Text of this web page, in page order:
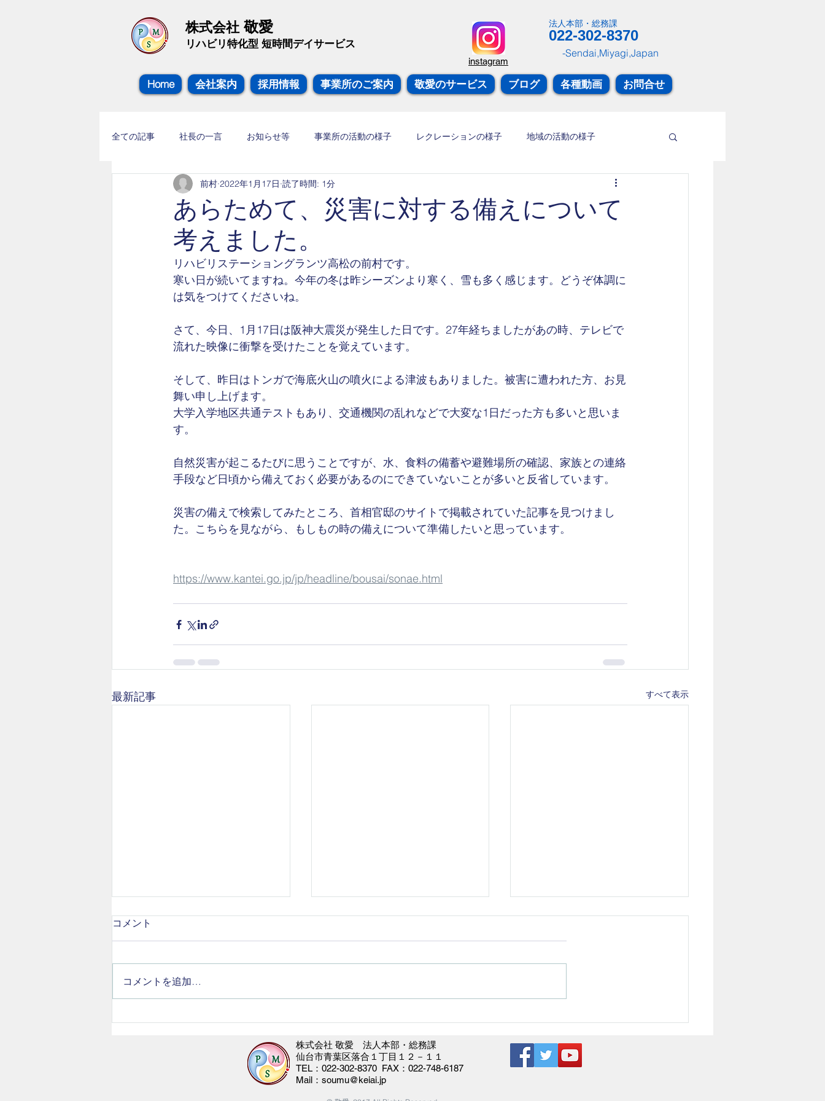
株式会社 敬愛
​リハビリ特化型 短時間デイサービス
instagram
022-302-8370
-Sendai,Miyagi,Japan
​法人本部・総務課
Home 会社案内 採用情報 事業所のご案内 敬愛のサービス ブログ 各種動画 お問合せ
全ての記事 社長の一言 お知らせ等 事業所の活動の様子 レクレーションの様子 地域の活動の様子
勉強会の様子 アンチエイジング
あらためて、災害に対する備えについて
考えました。
前村 2022年1月17日 読了時間: 1分
リハビリステーショングランツ高松の前村です。
寒い日が続いてますね。今年の冬は昨シーズンより寒く、雪も多く感じます。どうぞ体調に
は気をつけてくださいね。
さて、今日、1月17日は阪神大震災が発生した日です。27年経ちましたがあの時、テレビで
流れた映像に衝撃を受けたことを覚えています。
そして、昨日はトンガで海底火山の噴火による津波もありました。被害に遭われた方、お見
舞い申し上げます。
大学入学地区共通テストもあり、交通機関の乱れなどで大変な1日だった方も多いと思いま
す。
自然災害が起こるたびに思うことですが、水、食料の備蓄や避難場所の確認、家族との連絡
手段など日頃から備えておく必要があるのにできていないことが多いと反省しています。
災害の備えで検索してみたところ、首相官邸のサイトで掲載されていた記事を見つけまし
た。こちらを見ながら、もしもの時の備えについて準備したいと思っています。
https://www.kantei.go.jp/jp/headline/bousai/sonae.html
最新記事 すべて表示
行いました！
コメント
コメントを追加…
株式会社 敬愛 法人本部・総務課
​仙台市青葉区落合１丁目１２－１１
​TEL：022-302-8370 FAX：022-748-6187
Mail： soumu@keiai.jp